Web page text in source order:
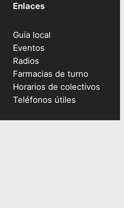
Enlaces
Guía local
Eventos
Radios
Farmacias de turno
Horarios de colectivos
Teléfonos útiles